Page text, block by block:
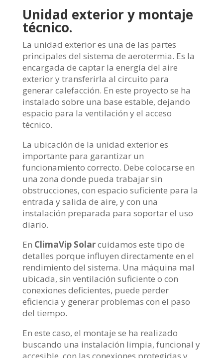
Unidad exterior y montaje
técnico.
La unidad exterior es una de las partes
principales del sistema de aerotermia. Es la
encargada de captar la energía del aire
exterior y transferirla al circuito para
generar calefacción. En este proyecto se ha
instalado sobre una base estable, dejando
espacio para la ventilación y el acceso
técnico.
La ubicación de la unidad exterior es
importante para garantizar un
funcionamiento correcto. Debe colocarse en
una zona donde pueda trabajar sin
obstrucciones, con espacio suficiente para la
entrada y salida de aire, y con una
instalación preparada para soportar el uso
diario.
En ClimaVip Solarcuidamos este tipo de
detalles porque influyen directamente en el
rendimiento del sistema. Una máquina mal
ubicada, sin ventilación suficiente o con
conexiones deficientes, puede perder
eficiencia y generar problemas con el paso
del tiempo.
En este caso, el montaje se ha realizado
buscando una instalación limpia, funcional y